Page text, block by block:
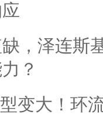
，泽连斯
？
变大！环